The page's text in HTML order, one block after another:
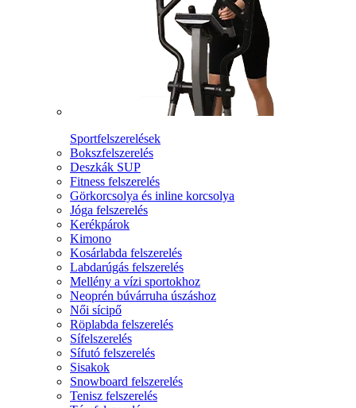
Sportfelszerelések
Bokszfelszerelés
Deszkák SUP
Fitness felszerelés
Görkorcsolya és inline korcsolya
Jóga felszerelés
Kerékpárok
Kimono
Kosárlabda felszerelés
Labdarúgás felszerelés
Mellény a vízi sportokhoz
Neoprén búvárruha úszáshoz
Női sícipő
Röplabda felszerelés
Sífelszerelés
Sífutó felszerelés
Sisakok
Snowboard felszerelés
Tenisz felszerelés